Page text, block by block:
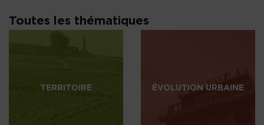
Toutes les thématiques
TERRITOIRE ÉVOLUTION URBAINE